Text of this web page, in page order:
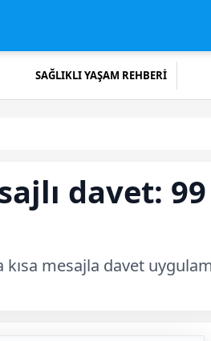
SAĞLIKLI YAŞAM REHBERİ
davet:
mesajla davet